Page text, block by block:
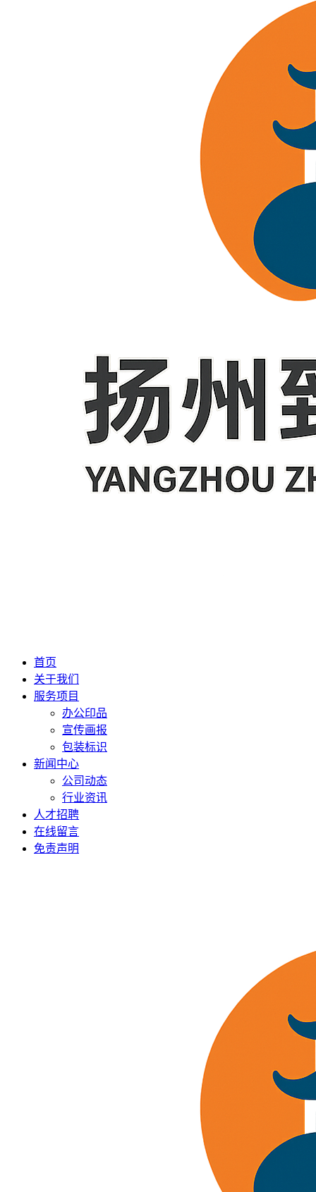
首页
关于我们
服务项目
办公印品
宣传画报
包装标识
新闻中心
公司动态
行业资讯
人才招聘
在线留言
免责声明